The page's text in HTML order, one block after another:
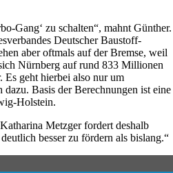
Gang‘ zu schalten“, mahnt Günther.
Deutscher Baustoff-
aber oftmals auf der Bremse, weil
Nürnberg auf rund 833 Millionen
Es geht hierbei also nur um
Basis der Berechnungen ist eine
Holstein.
Metzger fordert deshalb
besser zu fördern als bislang.“